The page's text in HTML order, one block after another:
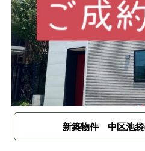
新築物件 中区池袋